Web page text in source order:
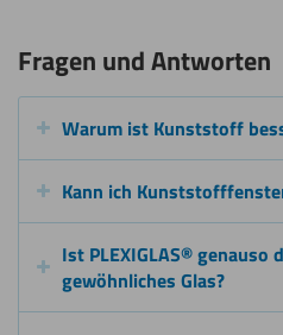
Fragen und Antworten
Warum ist Kunststoff
Kann ich
Ist PLEXIGLAS® genauso
gewöhnliches Glas?